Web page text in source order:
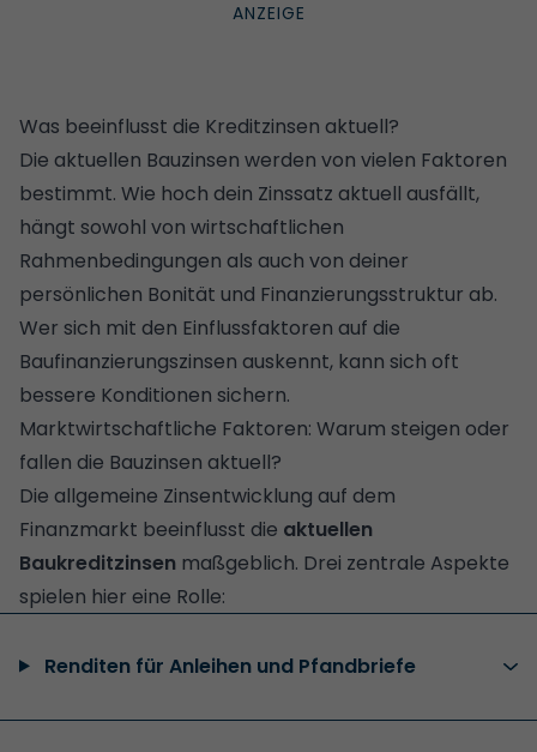
Was beeinflusst die Kreditzinsen aktuell?
Die aktuellen Bauzinsen werden von vielen Faktoren
bestimmt. Wie hoch dein Zinssatz aktuell ausfällt,
hängt sowohl von wirtschaftlichen
Rahmenbedingungen als auch von deiner
persönlichen Bonität und Finanzierungsstruktur ab.
Wer sich mit den Einflussfaktoren auf die
Baufinanzierungszinsen auskennt, kann sich oft
bessere Konditionen sichern.
Marktwirtschaftliche Faktoren: Warum steigen oder
fallen die Bauzinsen aktuell?
Die allgemeine Zinsentwicklung auf dem
Finanzmarkt beeinflusst die aktuellen
Baukreditzinsen maßgeblich. Drei zentrale Aspekte
spielen hier eine Rolle:
Renditen für Anleihen und Pfandbriefe